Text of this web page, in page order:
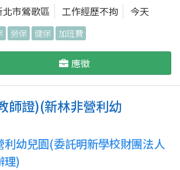
北市鶯歌區 工作經歷不拘 今天
勞保 健保 加班費
應徵
師證)(新林非營利幼
利幼兒園(委託明新學校財團法人
理)